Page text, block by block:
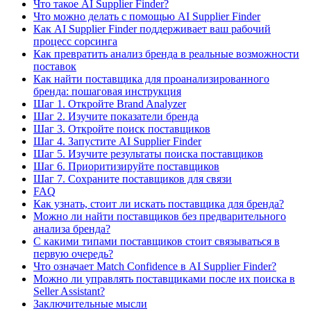
Что такое AI Supplier Finder?
Что можно делать с помощью AI Supplier Finder
Как AI Supplier Finder поддерживает ваш рабочий
процесс сорсинга
Как превратить анализ бренда в реальные возможности
поставок
Как найти поставщика для проанализированного
бренда: пошаговая инструкция
Шаг 1. Откройте Brand Analyzer
Шаг 2. Изучите показатели бренда
Шаг 3. Откройте поиск поставщиков
Шаг 4. Запустите AI Supplier Finder
Шаг 5. Изучите результаты поиска поставщиков
Шаг 6. Приоритизируйте поставщиков
Шаг 7. Сохраните поставщиков для связи
FAQ
Как узнать, стоит ли искать поставщика для бренда?
Можно ли найти поставщиков без предварительного
анализа бренда?
С какими типами поставщиков стоит связываться в
первую очередь?
Что означает Match Confidence в AI Supplier Finder?
Можно ли управлять поставщиками после их поиска в
Seller Assistant?
Заключительные мысли